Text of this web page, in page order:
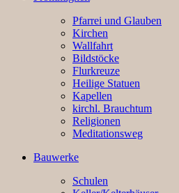
Pfarrei und Glauben
Kirchen
Wallfahrt
Bildstöcke
Flurkreuze
Heilige Statuen
Kapellen
kirchl. Brauchtum
Religionen
Meditationsweg
Bauwerke
Schulen